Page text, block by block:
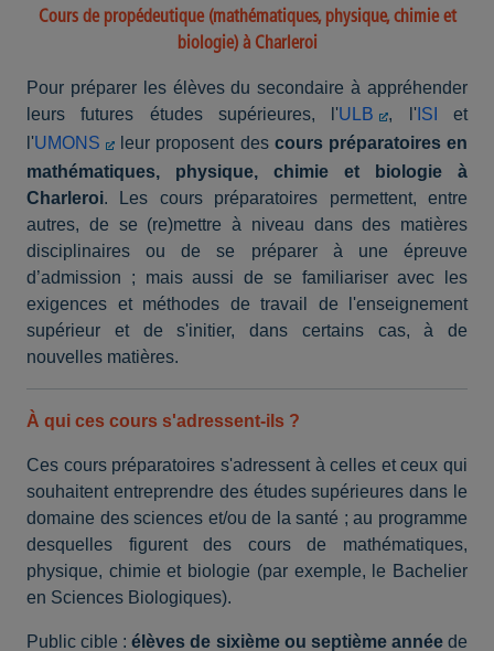
Cours de propédeutique (mathématiques, physique, chimie et
biologie) à Charleroi
Pour préparer les élèves du secondaire à appréhender
leurs futures études supérieures, l'ULB , l'ISI
et
l'UMONS leur proposent des cours préparatoires en
mathématiques, physique, chimie et biologie à
Charleroi. Les cours préparatoires permettent, entre
autres, de se (re)mettre à niveau dans des matières
disciplinaires ou de se préparer à une épreuve
d’admission ; mais aussi de se familiariser avec les
exigences et méthodes de travail de l'enseignement
supérieur et de s'initier, dans certains cas, à de
nouvelles matières.
À qui ces cours s'adressent-ils ?
Ces cours préparatoires s'adressent à celles et ceux qui
souhaitent entreprendre des études supérieures dans le
domaine des sciences et/ou de la santé ; au programme
desquelles figurent des cours de mathématiques,
physique, chimie et biologie (par exemple, le Bachelier
en Sciences Biologiques).
Public cible :élèves de sixième ou septième annéede